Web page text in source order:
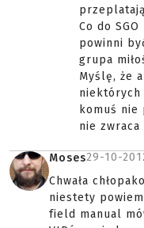
Co do
powinni
grupa
Myślę, że
niektórych
komuś
nie zwraca
Moses29-10-
Chwała
niestety
field manual